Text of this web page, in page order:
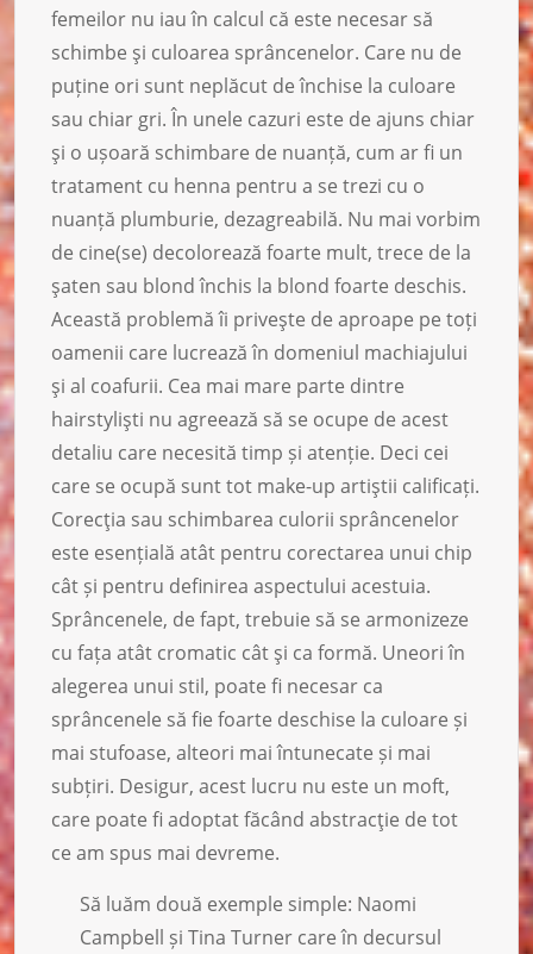
femeilor nu iau în calcul că este necesar să
schimbe şi culoarea sprâncenelor. Care nu de
puține ori sunt neplăcut de închise la culoare
sau chiar gri. În unele cazuri este de ajuns chiar
şi o ușoară schimbare de nuanță, cum ar fi un
tratament cu henna pentru a se trezi cu o
nuanță plumburie, dezagreabilă. Nu mai vorbim
de cine(se) decolorează foarte mult, trece de la
şaten sau blond închis la blond foarte deschis.
Această problemă îi priveşte de aproape pe toți
oamenii care lucrează în domeniul machiajului
şi al coafurii. Cea mai mare parte dintre
hairstylişti nu agreează să se ocupe de acest
detaliu care necesită timp și atenție. Deci cei
care se ocupă sunt tot make-up artiştii calificați.
Corecţia sau schimbarea culorii sprâncenelor
este esențială atât pentru corectarea unui chip
cât și pentru definirea aspectului acestuia.
Sprâncenele, de fapt, trebuie să se armonizeze
cu fața atât cromatic cât şi ca formă. Uneori în
alegerea unui stil, poate fi necesar ca
sprâncenele să fie foarte deschise la culoare și
mai stufoase, alteori mai întunecate și mai
subțiri. Desigur, acest lucru nu este un moft,
care poate fi adoptat făcând abstracţie de tot
ce am spus mai devreme.
Să luăm două exemple simple: Naomi
Campbell și Tina Turner care în decursul